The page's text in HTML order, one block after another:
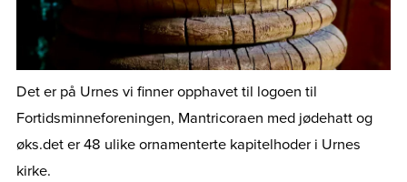
Det er på Urnes vi finner opphavet til logoen til
Fortidsminneforeningen, Mantricoraen med jødehatt og
øks.det er 48 ulike ornamenterte kapitelhoder i Urnes
kirke.